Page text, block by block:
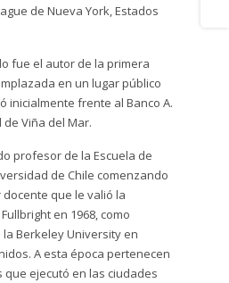
de Nueva York, Estados
fue el autor de la primera
en un lugar público
inicialmente frente al Banco A.
Viña del Mar.
profesor de la Escuela de
de Chile comenzando
que le valió la
en 1968, como
Berkeley University en
A esta época pertenecen
ejecutó en las ciudades